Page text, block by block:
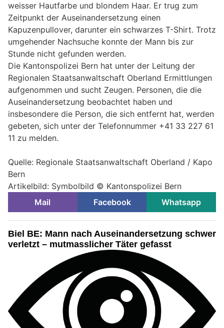
weisser Hautfarbe und blondem Haar. Er trug zum
Zeitpunkt der Auseinandersetzung einen
Kapuzenpullover, darunter ein schwarzes T-Shirt. Trotz
umgehender Nachsuche konnte der Mann bis zur
Stunde nicht gefunden werden.
Die Kantonspolizei Bern hat unter der Leitung der
Regionalen Staatsanwaltschaft Oberland Ermittlungen
aufgenommen und sucht Zeugen. Personen, die die
Auseinandersetzung beobachtet haben und
insbesondere die Person, die sich entfernt hat, werden
gebeten, sich unter der Telefonnummer +41 33 227 61
11 zu melden.
Quelle: Regionale Staatsanwaltschaft Oberland / Kapo
Bern
Artikelbild: Symbolbild © Kantonspolizei Bern
Mail
Facebook Whatsapp
Biel BE: Mann nach Auseinandersetzung schwer
verletzt – mutmasslicher Täter gefasst